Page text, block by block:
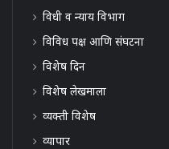
विधी व न्याय विभाग
विविध पक्ष आणि संघटना
विशेष दिन
विशेष लेखमाला
व्यक्ती विशेष
व्यापार